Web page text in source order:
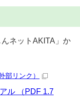
ネットAKITA」か
外部リンク）
ル （PDF 1.7